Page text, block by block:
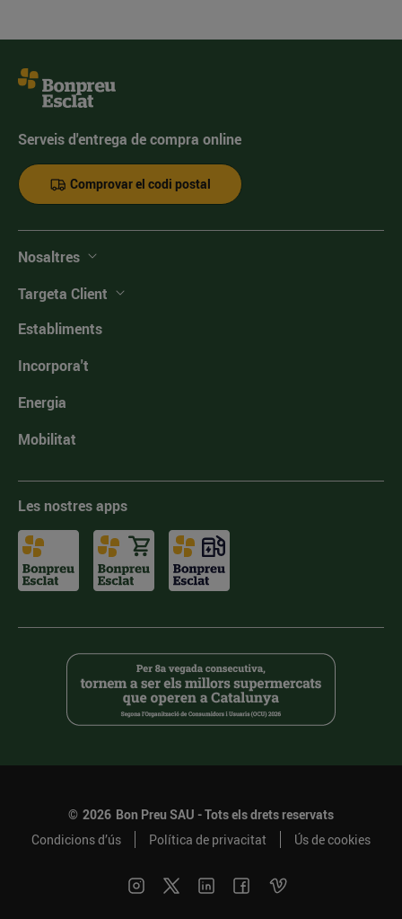
Serveis d'entrega de compra online
Comprovar el codi postal
Nosaltres
Targeta Client
Establiments
Incorpora't
Energia
Mobilitat
Les nostres apps
© 2026 Bon Preu SAU - Tots els drets reservats
Condicions d’ús
Política de privacitat Ús de cookies